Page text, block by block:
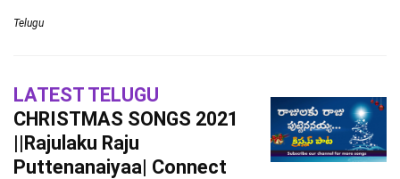
Telugu
LATEST TELUGU
CHRISTMAS SONGS 2021
||Rajulaku Raju
Puttenanaiyaa| Connect